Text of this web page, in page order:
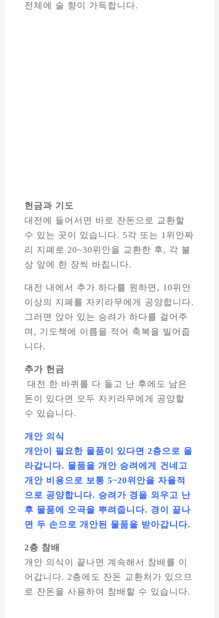
전체에 술 향이 가득합니다.
헌금과 기도
대전에 들어서면 바로 잔돈으로 교환할
수 있는 곳이 있습니다. 5각 또는 1위안짜
리 지폐로 20~30위안을 교환한 후, 각 불
상 앞에 한 장씩 바칩니다.
대전 내에서 추가 하다를 원하면, 10위안
이상의 지폐를 자키라무에게 공양합니다.
그러면 앉아 있는 승려가 하다를 걸어주
며, 기도책에 이름을 적어 축복을 빌어줍
니다.
추가 헌금
대전 한 바퀴를 다 돌고 난 후에도 남은
돈이 있다면 모두 자키라무에게 공양할
수 있습니다.
개안 의식
개안이 필요한 물품이 있다면 2층으로 올
라갑니다. 물품을 개안 승려에게 건네고
개안 비용으로 보통 5~20위안을 자율적
으로 공양합니다. 승려가 경을 외우고 난
후 물품에 오곡을 뿌려줍니다. 경이 끝나
면 두 손으로 개안된 물품을 받아갑니다.
2층 참배
개안 의식이 끝나면 계속해서 참배를 이
어갑니다. 2층에도 잔돈 교환처가 있으므
로 잔돈을 사용하여 참배할 수 있습니다.